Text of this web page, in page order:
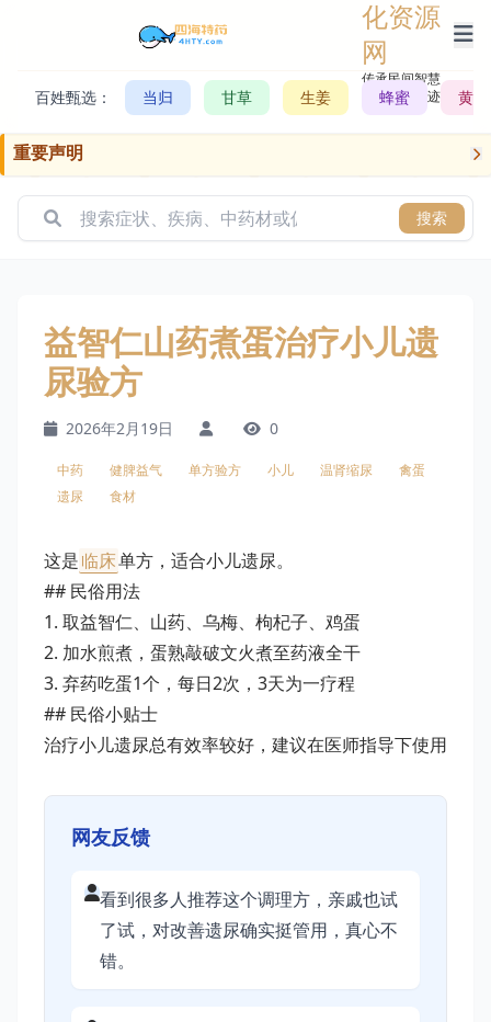
化资源
网
传承民间智慧，
记录历史轨迹
百姓甄选： 当归 甘草 生姜 蜂蜜 黄芪
重要声明
搜索
益智仁山药煮蛋治疗小儿遗
尿验方
2026年2月19日 0
中药 健脾益气 单方验方 小儿 温肾缩尿
禽蛋
遗尿
食材
这是临床单方，适合小儿遗尿。
## 民俗用法
1. 取益智仁、山药、乌梅、枸杞子、鸡蛋
2. 加水煎煮，蛋熟敲破文火煮至药液全干
3. 弃药吃蛋1个，每日2次，3天为一疗程
## 民俗小贴士
治疗小儿遗尿总有效率较好，建议在医师指导下使用
网友反馈
看到很多人推荐这个调理方，亲戚也试
了试，对改善遗尿确实挺管用，真心不
错。